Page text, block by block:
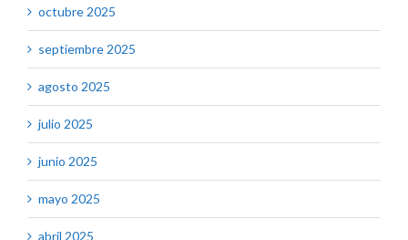
octubre 2025
septiembre 2025
agosto 2025
julio 2025
junio 2025
mayo 2025
abril 2025